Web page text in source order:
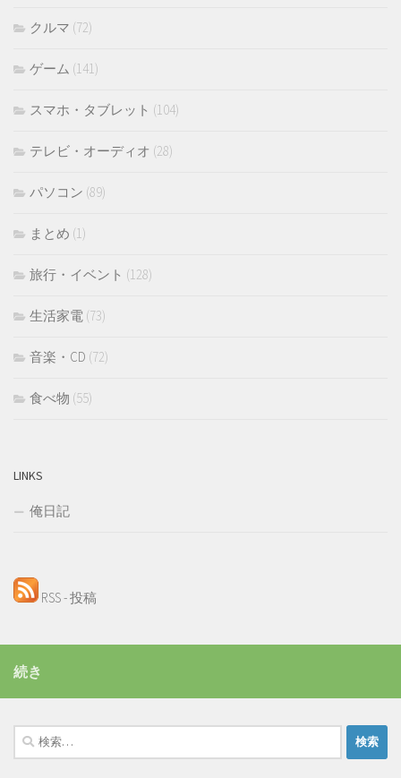
クルマ (72)
ゲーム (141)
スマホ・タブレット (104)
テレビ・オーディオ (28)
パソコン (89)
まとめ (1)
旅行・イベント (128)
生活家電 (73)
音楽・CD (72)
食べ物 (55)
LINKS
俺日記
RSS - 投稿
続き
検
索: